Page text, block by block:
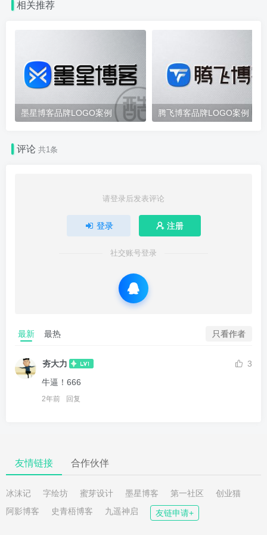
相关推荐
墨星博客品牌LOGO案例 腾飞博客品牌LOGO案例
评论共1条
请登录后发表评论
登录 注册
社交账号登录
最新 最热 只看作者
夯大力
3
牛逼！666
2年前 回复
友情链接 合作伙伴
冰沫记 字绘坊 蜜芽设计 墨星博客 第一社区
创业猫
阿影博客
史青梧博客 九遥神启 友链申请+